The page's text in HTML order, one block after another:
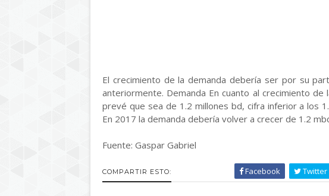
El crecimiento de la demanda debería ser por su
anteriormente. Demanda En cuanto al crecimiento
prevé que sea de 1.2 millones bd, cifra inferior a los
En 2017 la demanda debería volver a crecer de 1.2
Fuente: Gaspar Gabriel
COMPARTIR ESTO: Facebook Twitter